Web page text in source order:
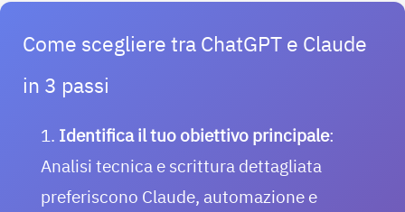
Come scegliere tra ChatGPT e Claude
in 3 passi
Identifica il tuo obiettivo principale:
Analisi tecnica e scrittura dettagliata
preferiscono Claude, automazione e